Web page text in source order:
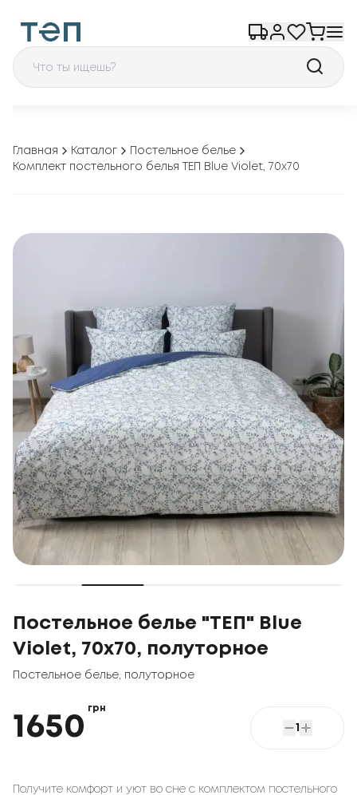
Главная Каталог
Постельное белье
Комплект постельного белья ТЕП Blue Violet, 70x70
Постельное белье "ТЕП" Blue
Violet, 70x70, полуторное
Постельное белье полуторное
1650
грн
1
Получите комфорт и уют во сне с комплектом постельного